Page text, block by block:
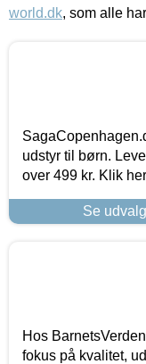
world.dk, som alle
udstyr til børn.
over 499 kr. Klik
Se
Hos
fokus på kvalitet,